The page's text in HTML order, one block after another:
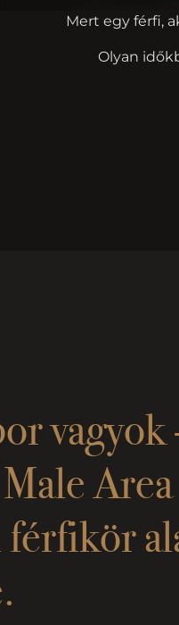
Mert egy férfi,
Olyan
vagyok
Area